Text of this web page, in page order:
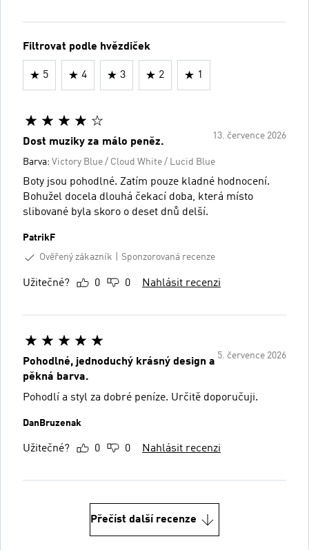
Filtrovat podle hvězdiček
5 4 3 2 1
13. července 2026
Dost muziky za málo peněz.
Barva: Victory Blue / Cloud White / Lucid Blue
Boty jsou pohodlné. Zatím pouze kladné hodnocení.
Bohužel docela dlouhá čekací doba, která místo
slibované byla skoro o deset dnů delší.
PatrikF
Ověřený zákazník
Sponzorovaná recenze
Užitečné? 0 0 Nahlásit recenzi
5. července 2026
Pohodlné, jednoduchý krásný design a
pěkná barva.
Pohodlí a styl za dobré peníze. Určitě doporučuji.
DanBruzenak
Užitečné? 0 0 Nahlásit recenzi
Přečíst další recenze